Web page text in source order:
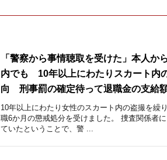
「警察から事情聴取を受けた」本人
内でも 10年以上にわたりスカート内
向 刑事罰の確定待って退職金の支給
10年以上にわたり女性のスカート内の盗撮を繰
職6か月の懲戒処分を受けました。 捜査関係者
ていたということで、警 ...